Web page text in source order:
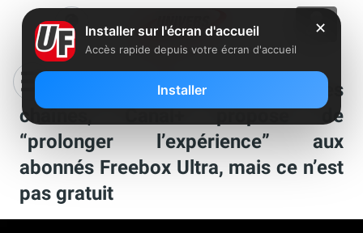
Après avoir offert l’accès à ses
chaînes, Canal+ propose de
“prolonger l’expérience” aux
abonnés Freebox Ultra, mais ce n’est
pas gratuit
✕
Installer sur l'écran d'accueil
Accès rapide depuis votre écran d'accueil
Installer